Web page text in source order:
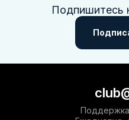
Подпишитесь
Поддержка